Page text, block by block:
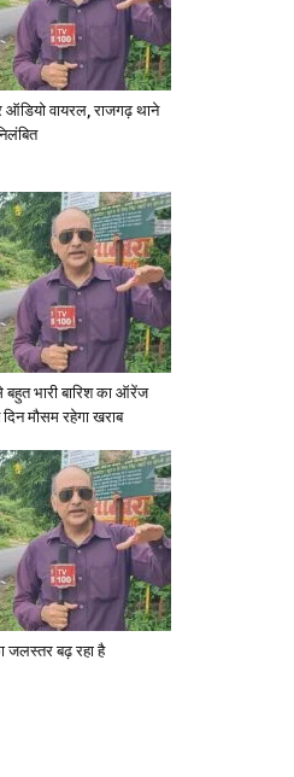
ऑडियो वायरल, राजगढ़ थाने
बहुत भारी बारिश का ऑरेंज
मौसम रहेगा खराब
जलस्तर बढ़ रहा है